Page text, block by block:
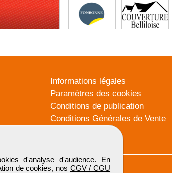
d'analyse d'audience. En
de cookies, nos CGV / CGU
Informations légales
Paramètres des cookies
Conditions de publication
Conditions Générales de Vente